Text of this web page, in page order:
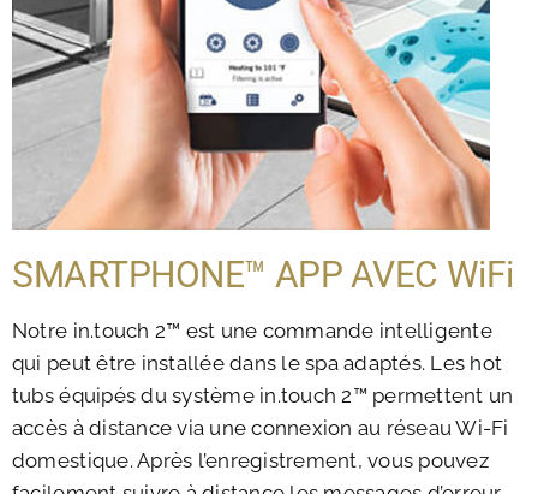
SMARTPHONE™ APP AVEC WiFi
Notre in.touch 2™ est une commande intelligente
qui peut être installée dans le spa adaptés. Les hot
tubs équipés du système in.touch 2™ permettent un
accès à distance via une connexion au réseau Wi-Fi
domestique. Après l’enregistrement, vous pouvez